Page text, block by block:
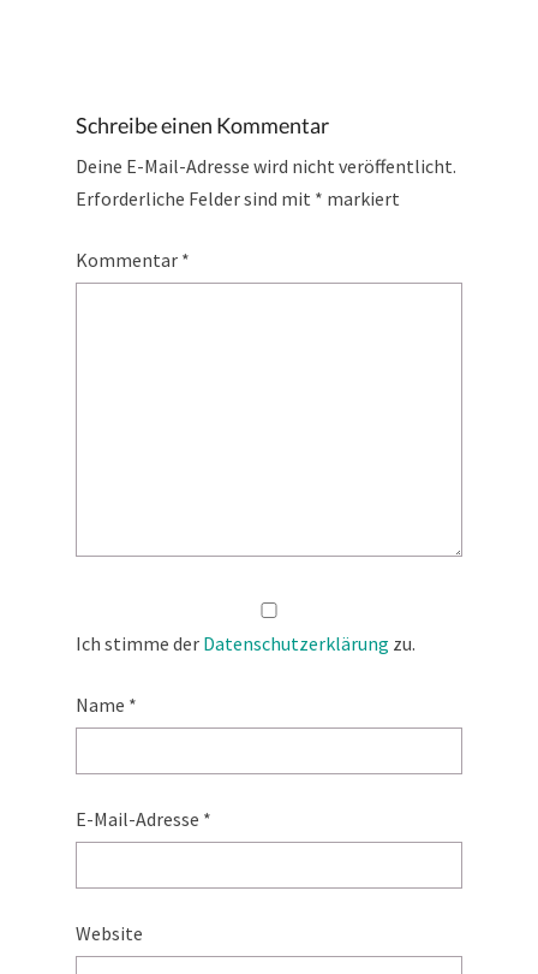
Schreibe einen Kommentar
Deine E-Mail-Adresse wird nicht veröffentlicht.
Erforderliche Felder sind mit * markiert
Kommentar *
Ich stimme der Datenschutzerklärung zu.
Name *
E-Mail-Adresse *
Website